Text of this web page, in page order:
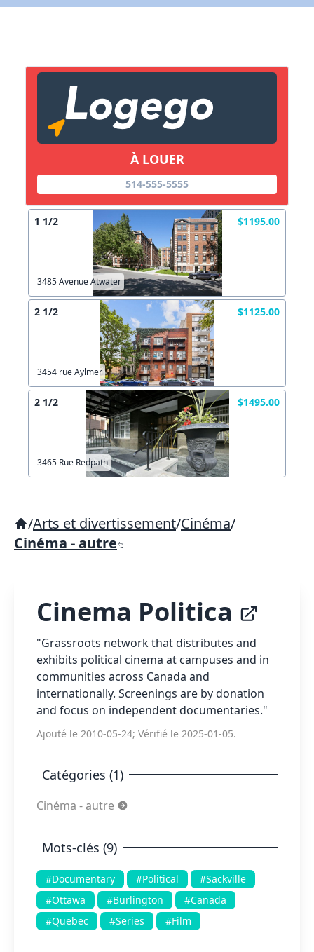
À LOUER
514-555-5555
1 1/2 $1195.00
3485 Avenue Atwater
2 1/2 $1125.00
3454 rue Aylmer
2 1/2 $1495.00
3465 Rue Redpath
/Arts et divertissement/Cinéma/
Cinéma - autre
Cinema Politica
"Grassroots network that distributes and
exhibits political cinema at campuses and in
communities across Canada and
internationally. Screenings are by donation
and focus on independent documentaries."
Ajouté le 2010-05-24; Vérifié le 2025-01-05.
Catégories (1)
Cinéma - autre
Mots-clés (9)
#Documentary #Political
#Sackville
#Ottawa
#Burlington
#Canada
#Quebec
#Series #Film
Copier lien
X Fermer Envoyez